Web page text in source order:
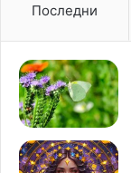
Последни